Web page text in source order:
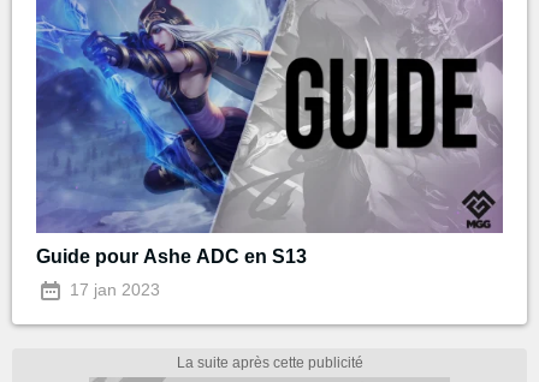
Guide pour Ashe ADC en S13
17 jan 2023